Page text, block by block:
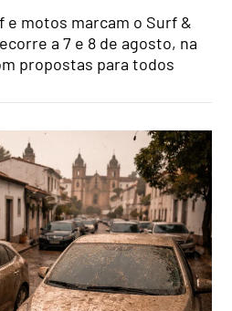
e motos marcam o Surf &
a 7 e 8 de agosto, na
propostas para todos